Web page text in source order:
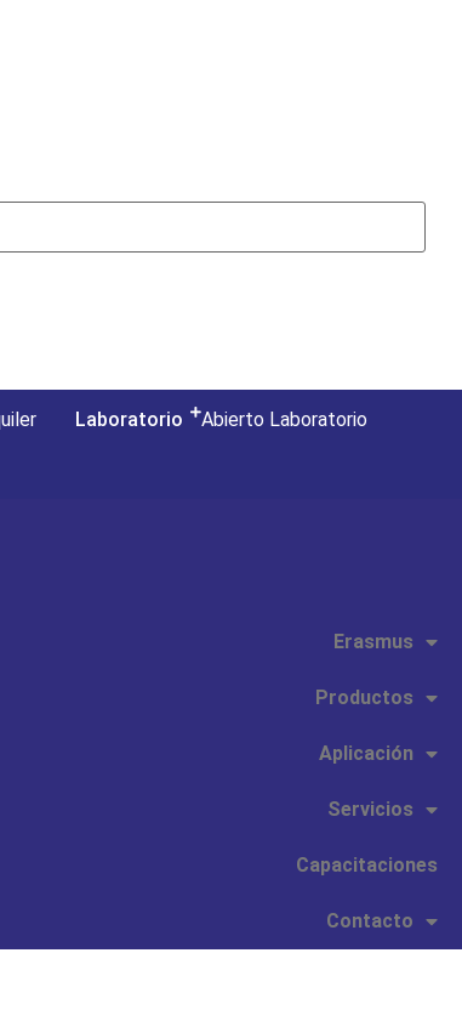
Laboratorio Abierto Laboratorio
Erasmus
Productos
Aplicación
Servicios
Capacitaciones
Contacto